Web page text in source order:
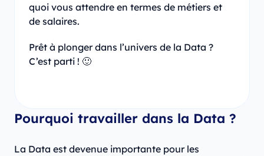
quoi vous attendre en termes de métiers et
de salaires.
Prêt à plonger dans l’univers de la Data ?
C’est parti ! 🙂
Pourquoi travailler dans la Data ?
La Data est devenue importante pour les